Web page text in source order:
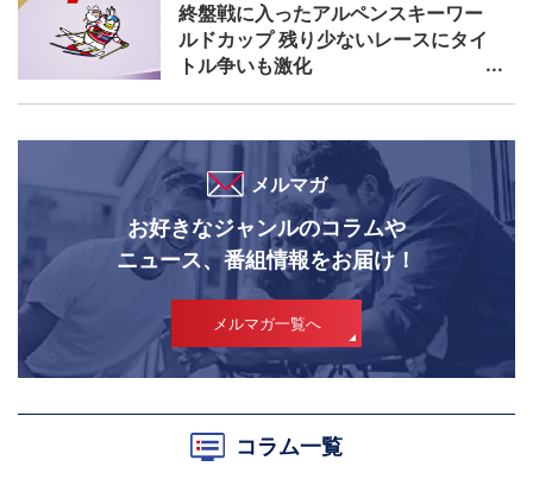
終盤戦に入ったアルペンスキーワー
ルドカップ 残り少ないレースにタイ
トル争いも激化
メルマガ
お好きなジャンルのコラムや
ニュース、番組情報をお届け！
メルマガ一覧へ
コラム一覧